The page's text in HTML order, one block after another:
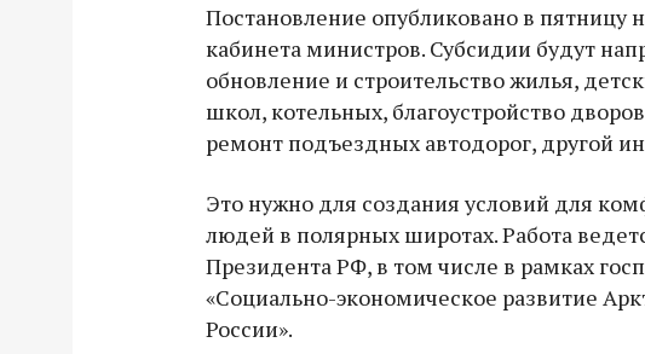
Постановление опубликовано в пятницу
кабинета министров. Субсидии будут
обновление и строительство жилья,
школ, котельных, благоустройство
ремонт подъездных автодорог, другой
Это нужно для создания условий для
людей в полярных широтах. Работа
Президента РФ, в том числе в рамках
«Социально-экономическое развитие
России».